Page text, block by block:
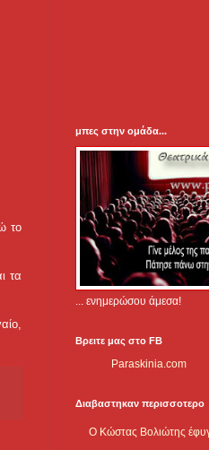
το
τα
μπες στην ομάδα...
... ενημερώσου άμεσα!
Βρειτε μας στο FB
Paraskinia.com
Διαβαστηκαν περισσοτερο
Ο Κώστας Βολιώτης